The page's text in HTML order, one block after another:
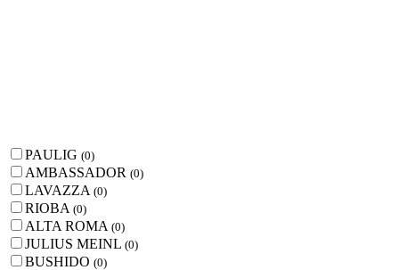
PAULIG (0)
AMBASSADOR (0)
LAVAZZA (0)
RIOBA (0)
ALTA ROMA (0)
JULIUS MEINL (0)
BUSHIDO (0)